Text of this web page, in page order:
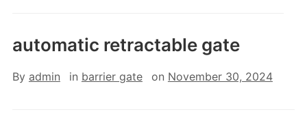
automatic retractable gate
By admin in barrier gate on November 30, 2024